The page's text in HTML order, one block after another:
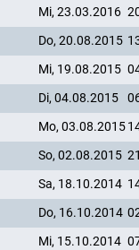
Mi, 23.03.2016
Do, 20.08.2015
Mi, 19.08.2015
Di, 04.08.2015
Mo, 03.08.2015
So, 02.08.2015
Sa, 18.10.2014
Do, 16.10.2014
Mi, 15.10.2014